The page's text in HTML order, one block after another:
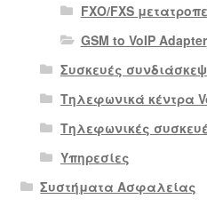
FXO/FXS
GSM to VoIP Adapter
Συσκευές
Τηλεφωνικά κέντρα
Τηλεφωνικές
Υπηρεσίες
Συστήματα Ασφαλείας